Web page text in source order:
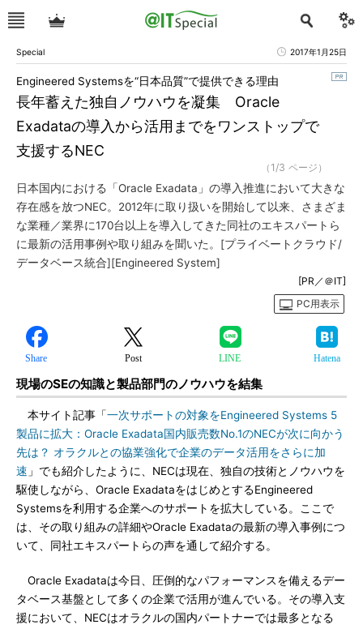
Special 2017年1月25日
長年蓄えた独自ノウハウを凝集 Oracle
Exadataの導入から活用までをワンストップで
支援するNEC
Engineered Systemsを“日本品質”で提供できる理由
（1/3 ページ）
日本国内における「Oracle Exadata」の導入推進において大きな
存在感を放つNEC。2012年に取り扱いを開始して以来、さまざま
な業種／業界に170台以上を導入してきた同社のエキスパートら
に最新の活用事例や取り組みを聞いた。[プライベートクラウド/
データベース統合][Engineered System]
[PR／＠IT]
PC用表示
Share Post LINE Hatena
現場のSEの知識と製品部門のノウハウを結集
本サイト記事「一次サポートの対象をEngineered Systems 5
製品に拡大：Oracle Exadata国内販売数No.1のNECが次に向かう
先は？ オラクルとの協業強化で企業のデータ活用をさらに加
速 」でも紹介したように、NECは現在、独自の技術とノウハウを
駆使しながら、Oracle ExadataをはじめとするEngineered
Systemsを利用する企業へのサポートを拡大している。ここで
は、その取り組みの詳細やOracle Exadataの最新の導入事例につ
いて、同社エキスパートらの声を通して紹介する。
Oracle Exadataは今日、圧倒的なパフォーマンスを備えるデー
タベース基盤として多くの企業で活用が進んでいる。その導入支
援において、NECはオラクルの国内パートナーでは最多となる